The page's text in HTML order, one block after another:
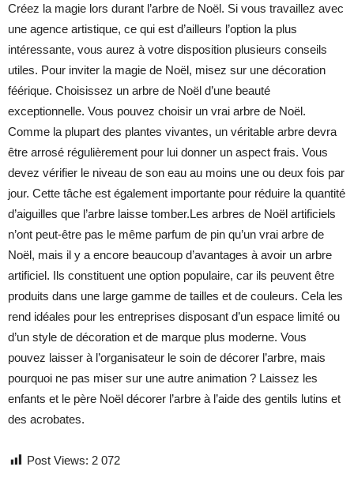
Créez la magie lors durant l’arbre de Noël. Si vous travaillez avec
une agence artistique, ce qui est d’ailleurs l’option la plus
intéressante, vous aurez à votre disposition plusieurs conseils
utiles. Pour inviter la magie de Noël, misez sur une décoration
féérique. Choisissez un arbre de Noël d’une beauté
exceptionnelle. Vous pouvez choisir un vrai arbre de Noël.
Comme la plupart des plantes vivantes, un véritable arbre devra
être arrosé régulièrement pour lui donner un aspect frais. Vous
devez vérifier le niveau de son eau au moins une ou deux fois par
jour. Cette tâche est également importante pour réduire la quantité
d’aiguilles que l’arbre laisse tomber.Les arbres de Noël artificiels
n’ont peut-être pas le même parfum de pin qu’un vrai arbre de
Noël, mais il y a encore beaucoup d’avantages à avoir un arbre
artificiel. Ils constituent une option populaire, car ils peuvent être
produits dans une large gamme de tailles et de couleurs. Cela les
rend idéales pour les entreprises disposant d’un espace limité ou
d’un style de décoration et de marque plus moderne. Vous
pouvez laisser à l’organisateur le soin de décorer l’arbre, mais
pourquoi ne pas miser sur une autre animation ? Laissez les
enfants et le père Noël décorer l’arbre à l’aide des gentils lutins et
des acrobates.
Post Views: 2 072